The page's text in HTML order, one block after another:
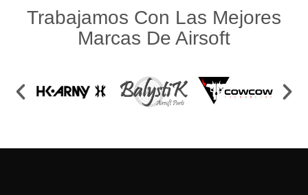
Trabajamos Con Las Mejores
Marcas De Airsoft